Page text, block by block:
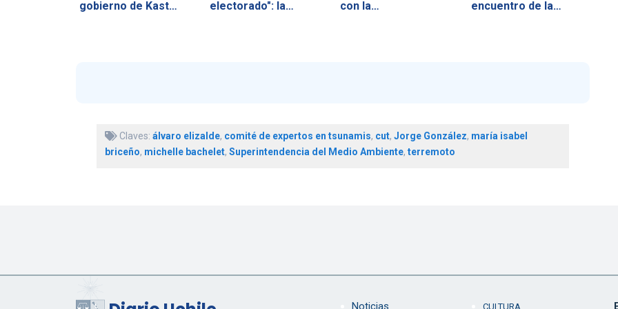
gobierno de Kast
electorado": la…
con la…
encuentro de la…
Claves: álvaro elizalde, comité de expertos en tsunamis, cut, Jorge González, maría isabel
briceño, michelle bachelet, Superintendencia del Medio Ambiente, terremoto
Noticias CULTURA